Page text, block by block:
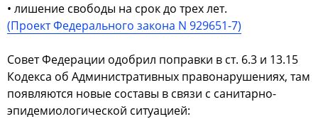
• лишение свободы на срок до трех лет.
(Проект Федерального закона N 929651-7)
Совет Федерации одобрил поправки в ст. 6.3 и 13.15
Кодекса об Административных правонарушениях, там
появляются новые составы в связи с санитарно-
эпидемиологической ситуацией: